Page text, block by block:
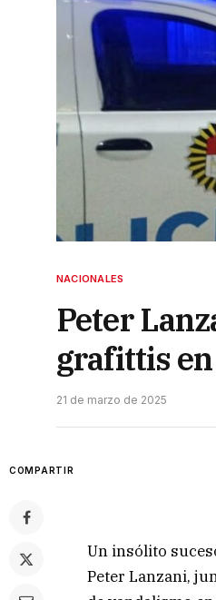
NACIONALES
Peter
grafittis
21 de marzo de 2025
COMPARTIR
Un insólito
Peter Lanzani,